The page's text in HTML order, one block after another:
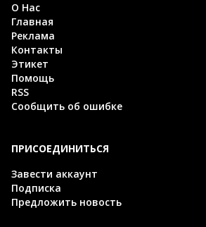
О Нас
Главная
Реклама
Контакты
Этикет
Помощь
RSS
Сообщить об ошибке
ПРИСОЕДИНИТЬСЯ
Завести аккаунт
Подписка
Предложить новость